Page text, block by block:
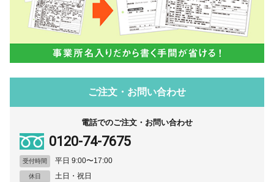
ご注文・お問い合わせ
電話でのご注文・お問い合わせ
0120-74-7675
受付時間 平日 9:00〜17:00
休日 土日・祝日